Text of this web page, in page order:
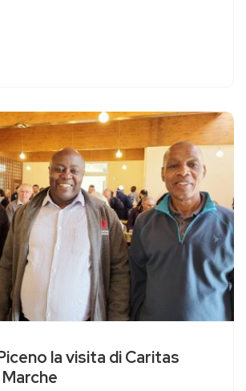
la visita di Caritas